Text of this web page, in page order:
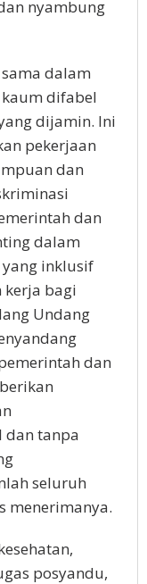
nyambung
dalam
difabel
dijamin. Ini
pekerjaan
dan
dan
dalam
inklusif
kerja bagi
Undang
dan
dan tanpa
seluruh
menerimanya.
posyandu,